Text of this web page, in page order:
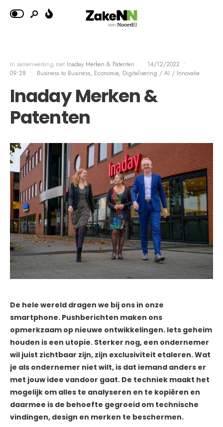
In samenwerking met Inaday Merken & Patenten • 14/12/2022 •
09:28 • Business to Business, Economie, Digitalisering / AI / Innovatie
Inaday Merken &
Patenten
De hele wereld dragen we bij ons in onze
smartphone. Pushberichten maken ons
opmerkzaam op nieuwe ontwikkelingen. Iets geheim
houden is een utopie. Sterker nog, een ondernemer
wil juist zichtbaar zijn, zijn exclusiviteit etaleren. Wat
je als ondernemer niet wilt, is dat iemand anders er
met jouw idee vandoor gaat. De techniek maakt het
mogelijk om alles te analyseren en te kopiëren en
daarmee is de behoefte gegroeid om technische
vindingen, design en merken te beschermen.